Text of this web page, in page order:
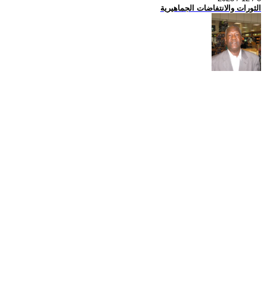
الثورات والانتفاضات الجماهيرية